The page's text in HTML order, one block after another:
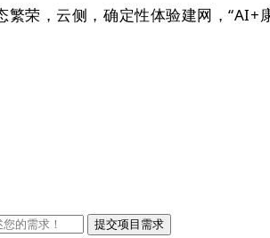
，云侧，确定性体验建网，“AI+康